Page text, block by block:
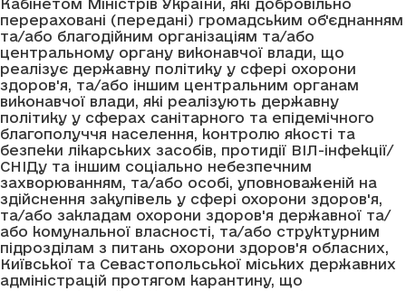
Кабінетом Міністрів України, які добровільно
перераховані (передані) громадським об'єднанням
та/або благодійним організаціям та/або
центральному органу виконавчої влади, що
реалізує державну політику у сфері охорони
здоров'я, та/або іншим центральним органам
виконавчої влади, які реалізують державну
політику у сферах санітарного та епідемічного
благополуччя населення, контролю якості та
безпеки лікарських засобів, протидії ВІЛ-інфекції/
СНІДу та іншим соціально небезпечним
захворюванням, та/або особі, уповноваженій на
здійснення закупівель у сфері охорони здоров'я,
та/або закладам охорони здоров'я державної та/
або комунальної власності, та/або структурним
підрозділам з питань охорони здоров'я обласних,
Київської та Севастопольської міських державних
адміністрацій протягом карантину, що